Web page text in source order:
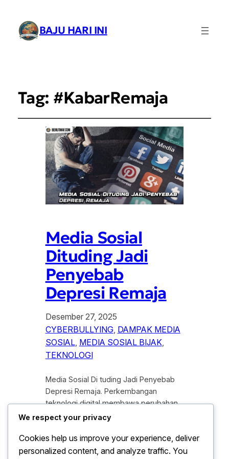
BAJU HARI INI
Tag: #KabarRemaja
Media Sosial
Dituding Jadi
Penyebab
Depresi Remaja
Desember 27, 2025
CYBERBULLYING, DAMPAK MEDIA
SOSIAL, MEDIA SOSIAL BIJAK
TEKNOLOGI
Media Sosial Di tuding Jadi Penyebab
Depresi Remaja. Perkembangan
teknologi digital membawa perubahan
besar dalam kehidupan remaja. Media
terpisahkan dari aktivitas sehari-hari,
mulai dari sarana komunikasi hingga
We respect your privacy
Cookies help us improve your experience, deliver
personalized content, and analyze traffic. You